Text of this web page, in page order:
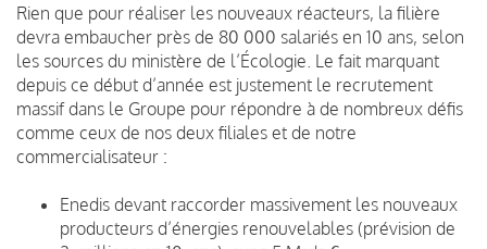
Rien que pour réaliser les nouveaux réacteurs, la filière
devra embaucher près de 80 000 salariés en 10 ans, selon
les sources du ministère de l’Écologie. Le fait marquant
depuis ce début d’année est justement le recrutement
massif dans le Groupe pour répondre à de nombreux défis
comme ceux de nos deux filiales et de notre
commercialisateur :
Enedis devant raccorder massivement les nouveaux
producteurs d’énergies renouvelables (prévision de